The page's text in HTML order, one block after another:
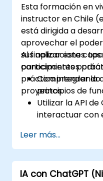
Esta formación en
instructor en Chile
está dirigida a
aprovechar el
sus aplicaciones.
conocimientos
práctica integrando
proyectos.
Al finalizar esta
participantes
Comprender la
principios de
Utilizar la API
interactuar con
Desarrollar
chatbots
Explorar las
funcionalidades
Leer más...
IA con ChatGPT